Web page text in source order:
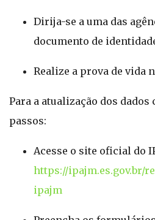
Dirija-se a uma das
documento de
Realize a prova de vida
Para a atualização dos dados
passos:
Acesse o site oficial do
https://ipajm.es.gov.br/
ipajm